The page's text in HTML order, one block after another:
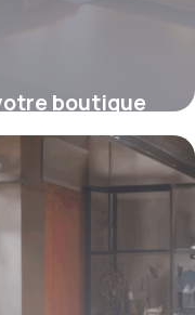
boutique
dédié à